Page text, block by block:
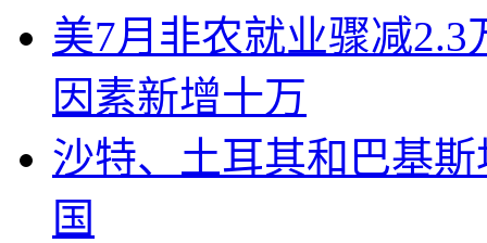
美7月非农就业骤减
因素新增十万
沙特、土耳其和巴基
国